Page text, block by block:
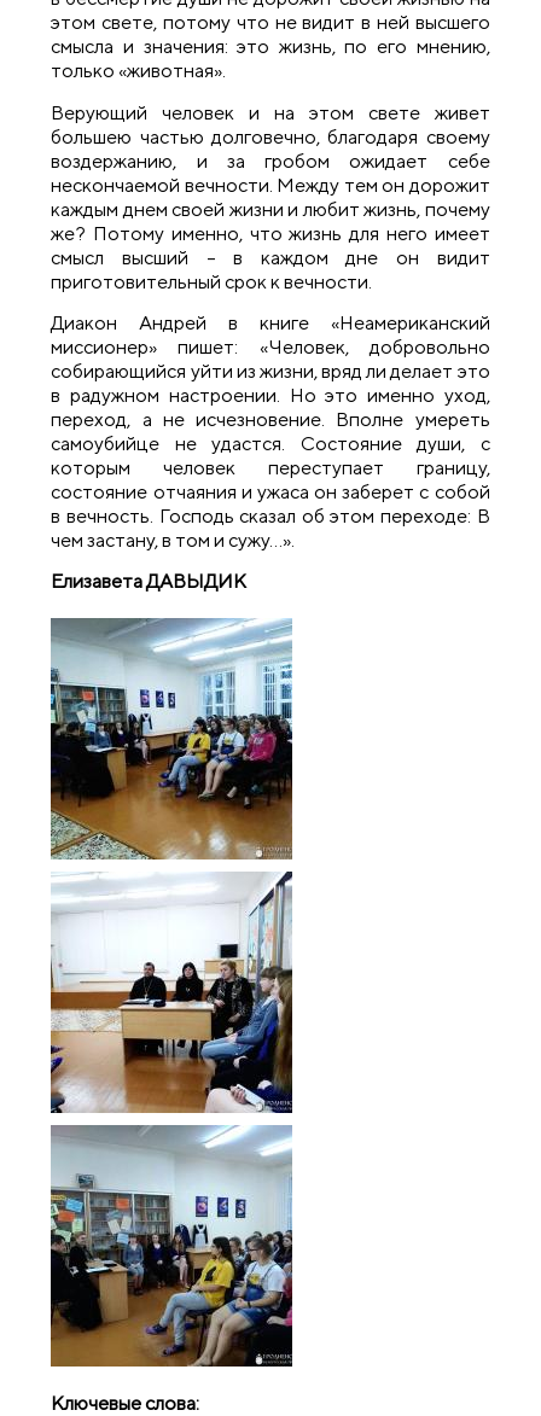
этом свете, потому что не видит в ней высшего
смысла и значения: это жизнь, по его мнению,
только «животная».
Верующий человек и на этом свете живет
большею частью долговечно, благодаря своему
воздержанию, и за гробом ожидает себе
нескончаемой вечности. Между тем он дорожит
каждым днем своей жизни и любит жизнь, почему
же? Потому именно, что жизнь для него имеет
смысл высший – в каждом дне он видит
приготовительный срок к вечности.
Диакон Андрей в книге «Неамериканский
миссионер» пишет: «Человек, добровольно
собирающийся уйти из жизни, вряд ли делает это
в радужном настроении. Но это именно уход,
переход, а не исчезновение. Вполне умереть
самоубийце не удастся. Состояние души, с
которым человек переступает границу,
состояние отчаяния и ужаса он заберет с собой
в вечность. Господь сказал об этом переходе: В
чем застану, в том и сужу…».
Елизавета ДАВЫДИК
Ключевые слова: